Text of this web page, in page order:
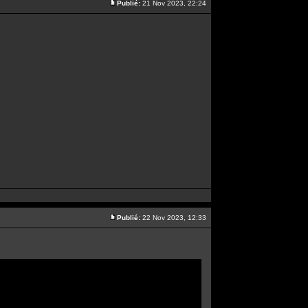
Publié: 21 Nov 2023, 22:24
Publié: 22 Nov 2023, 12:33